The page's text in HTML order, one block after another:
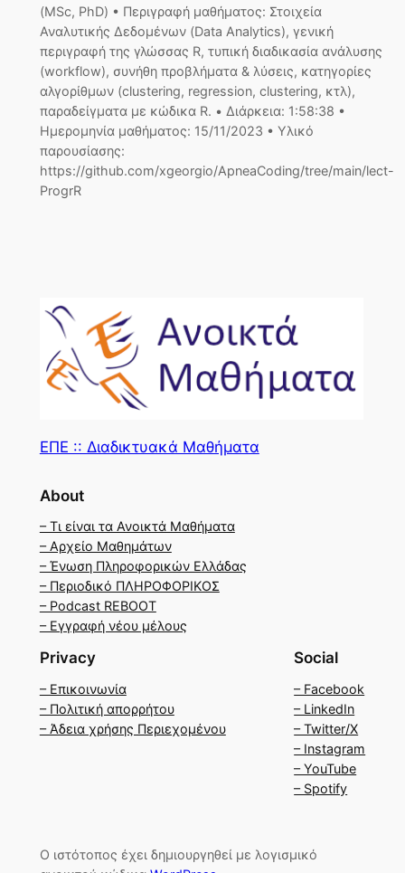
(MSc, PhD) • Περιγραφή μαθήματος: Στοιχεία
Αναλυτικής Δεδομένων (Data Analytics), γενική
περιγραφή της γλώσσας R, τυπική διαδικασία ανάλυσης
(workflow), συνήθη προβλήματα & λύσεις, κατηγορίες
αλγορίθμων (clustering, regression, clustering, κτλ),
παραδείγματα με κώδικα R. • Διάρκεια: 1:58:38 •
Ημερομηνία μαθήματος: 15/11/2023 • Υλικό
παρουσίασης:
https://github.com/xgeorgio/ApneaCoding/tree/main/lect-
ProgrR
ΕΠΕ :: Διαδικτυακά Μαθήματα
About
– Τι είναι τα Ανοικτά Μαθήματα
– Αρχείο Μαθημάτων
– Ένωση Πληροφορικών Ελλάδας
– Περιοδικό ΠΛΗΡΟΦΟΡΙΚΟΣ
– Podcast REBOOT
– Εγγραφή νέου μέλους
Privacy
– Επικοινωνία
– Πολιτική απορρήτου
– Άδεια χρήσης Περιεχομένου
Social
– Facebook
– LinkedIn
– Twitter/X
– Instagram
– YouTube
– Spotify
Ο ιστότοπος έχει δημιουργηθεί με λογισμικό